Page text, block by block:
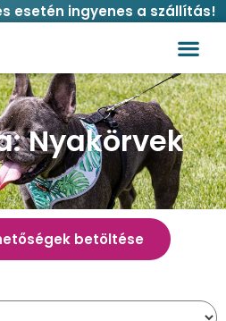
esetén ingyenes a szállítás!
Nyakörvek
betöltése
kereső